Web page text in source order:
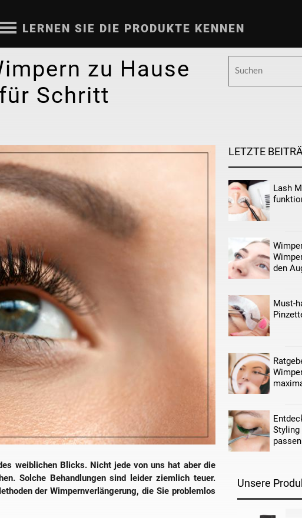
LERNEN SIE DIE PRODUKTE KENNEN
zu Hause
Schritt
weiblichen Blicks. Nicht jede von uns hat aber die
Solche Behandlungen sind leider ziemlich teuer.
der Wimpernverlängerung, die Sie problemlos
LETZTE
Lash
den
Must-
Styling
Unsere